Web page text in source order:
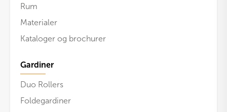
Rum
Materialer
Kataloger og brochurer
Gardiner
Duo Rollers
Foldegardiner